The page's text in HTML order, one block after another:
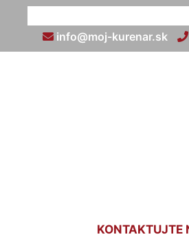
info@moj-kurenar.sk
KONTAKTUJTE